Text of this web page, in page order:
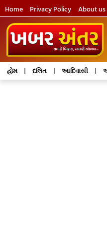
Home Privacy Policy About us
હોમ દલિત આદિવાસી